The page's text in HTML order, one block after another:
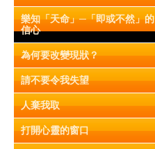
樂知「天命」─「即或不然」的
信心
為何要改變現狀？
請不要令我失望
人棄我取
打開心靈的窗口